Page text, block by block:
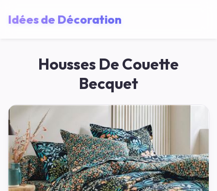
Idées de Décoration
Housses De Couette
Becquet